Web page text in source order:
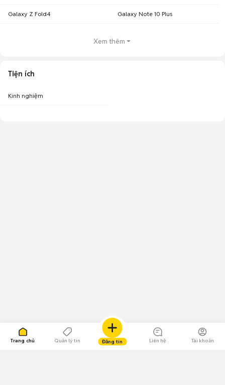
Trang chủ Quản lý tin Đăng tin Liên hệ Tài khoản
Galaxy Z Fold4 Galaxy Note 10 Plus
Xem thêm
Tiện ích
Kinh nghiệm